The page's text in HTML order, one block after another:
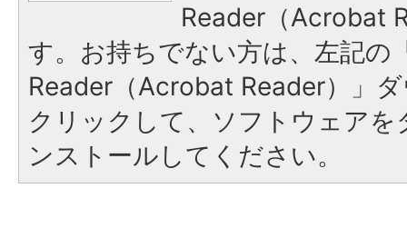
Reader（Acrobat
す。お持ちでない方は、左記の
Reader（Acrobat Reader）」
クリックして、ソフトウェア
ンストールしてください。